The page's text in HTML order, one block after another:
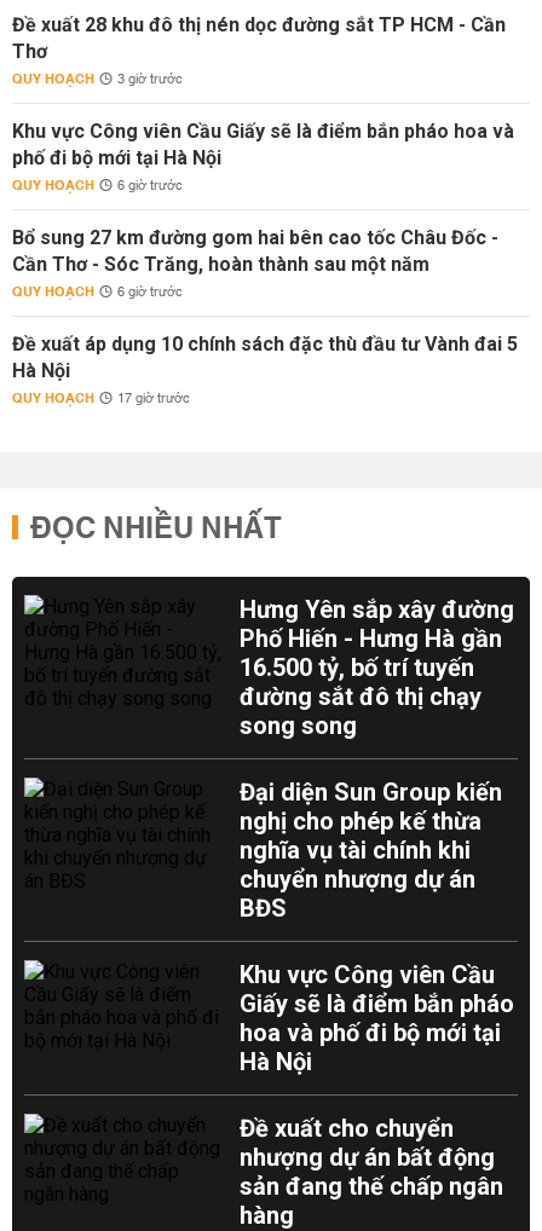
Đề xuất 28 khu đô thị nén dọc đường sắt TP HCM - Cần
Thơ
QUY HOẠCH 3 giờ trước
Khu vực Công viên Cầu Giấy sẽ là điểm bắn pháo hoa và
phố đi bộ mới tại Hà Nội
QUY HOẠCH 6 giờ trước
Bổ sung 27 km đường gom hai bên cao tốc Châu Đốc -
Cần Thơ - Sóc Trăng, hoàn thành sau một năm
QUY HOẠCH 6 giờ trước
Đề xuất áp dụng 10 chính sách đặc thù đầu tư Vành đai 5
Hà Nội
QUY HOẠCH 17 giờ trước
ĐỌC NHIỀU NHẤT
Hưng Yên sắp xây đường
Phố Hiến - Hưng Hà gần
16.500 tỷ, bố trí tuyến
đường sắt đô thị chạy
song song
Đại diện Sun Group kiến
nghị cho phép kế thừa
nghĩa vụ tài chính khi
chuyển nhượng dự án
BĐS
Khu vực Công viên Cầu
Giấy sẽ là điểm bắn pháo
hoa và phố đi bộ mới tại
Hà Nội
Đề xuất cho chuyển
nhượng dự án bất động
sản đang thế chấp ngân
hàng